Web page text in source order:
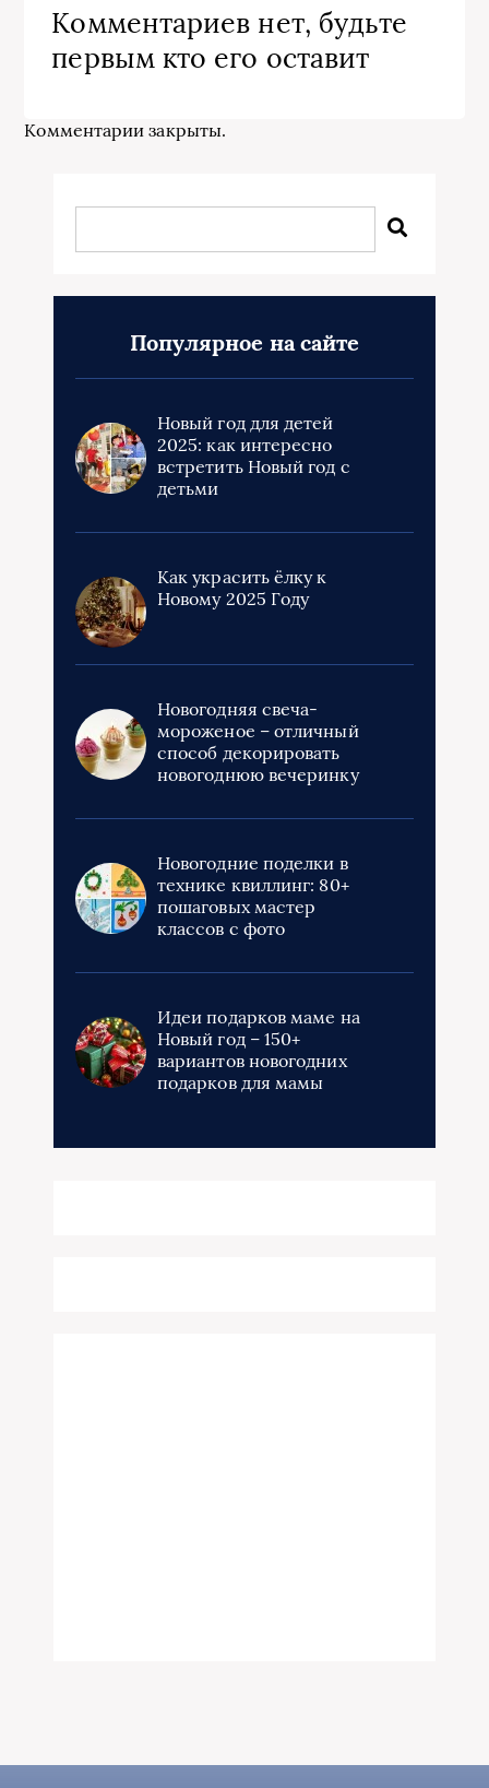
Комментариев нет, будьте
первым кто его оставит
Комментарии закрыты.
Популярное на сайте
Новый год для детей
2025: как интересно
встретить Новый год с
детьми
Как украсить ёлку к
Новому 2025 Году
Новогодняя свеча-
мороженое – отличный
способ декорировать
новогоднюю вечеринку
Новогодние поделки в
технике квиллинг: 80+
пошаговых мастер
классов с фото
Идеи подарков маме на
Новый год – 150+
вариантов новогодних
подарков для мамы